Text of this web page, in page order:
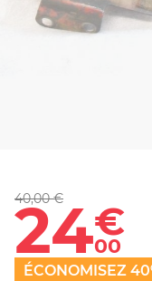
40,00 €
24€
00
ÉCONOMISEZ